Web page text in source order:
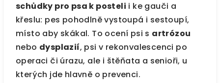
schůdky pro psa k posteli i ke gauči a
křeslu: pes pohodlně vystoupá i sestoupí,
místo aby skákal. To ocení psi s artrózou
nebo dysplazií, psi v rekonvalescenci po
operaci či úrazu, ale i štěňata a senioři, u
kterých jde hlavně o prevenci.